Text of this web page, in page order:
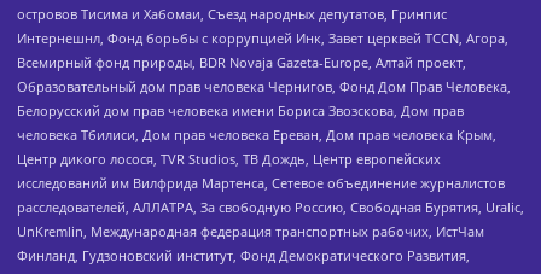
островов Тисима и Хабомаи, Съезд народных депутатов, Гринпис
Интернешнл, Фонд борьбы с коррупцией Инк, Завет церквей TCCN, Агора,
Всемирный фонд природы, BDR Novaja Gazeta-Europe, Алтай проект,
Образовательный дом прав человека Чернигов, Фонд Дом Прав Человека,
Белорусский дом прав человека имени Бориса Звозскова, Дом прав
человека Тбилиси, Дом прав человека Ереван, Дом прав человека Крым,
Центр дикого лосося, TVR Studios, ТВ Дождь, Центр европейских
исследований им Вилфрида Мартенса, Сетевое объединение журналистов
расследователей, АЛЛАТРА, За свободную Россию, Свободная Бурятия, Uralic,
UnKremlin, Международная федерация транспортных рабочих, ИстЧам
Финланд, Гудзоновский институт, Фонд Демократического Развития,